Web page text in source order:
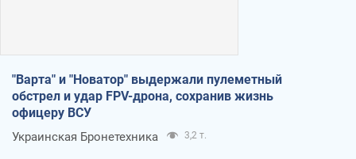
"Варта" и "Новатор" выдержали пулеметный
обстрел и удар FPV-дрона, сохранив жизнь
офицеру ВСУ
Украинская Бронетехника 3,2 т.